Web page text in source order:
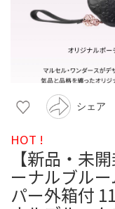
シェア
HOT !
【新品・未
ーナルブル
パー外箱付